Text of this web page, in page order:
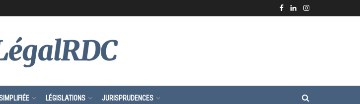
LÉGISLATIONS JURISPRUDENCES